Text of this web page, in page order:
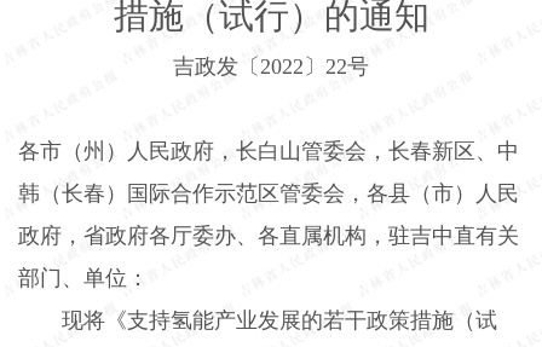
措施（试行）的通知
吉政发〔2022〕 22号
各市（州）人民政府，长白山管委会，长春新区、中
韩（长春）国际合作示范区管委会，各县（市）人民
政府，省政府各厅委办、各直属机构，驻吉中直有关
部门、单位：
现将《支持氢能产业发展的若干政策措施（试